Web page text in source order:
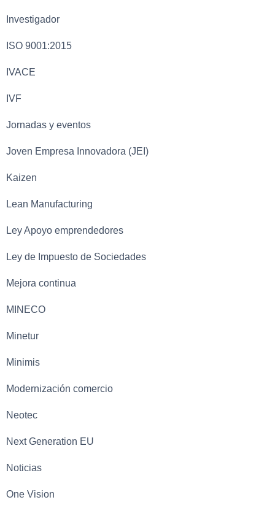
Investigador
ISO 9001:2015
IVACE
IVF
Jornadas y eventos
Joven Empresa Innovadora (JEI)
Kaizen
Lean Manufacturing
Ley Apoyo emprendedores
Ley de Impuesto de Sociedades
Mejora continua
MINECO
Minetur
Minimis
Modernización comercio
Neotec
Next Generation EU
Noticias
One Vision